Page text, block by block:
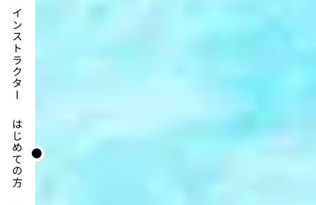
インストラクター
はじめての方